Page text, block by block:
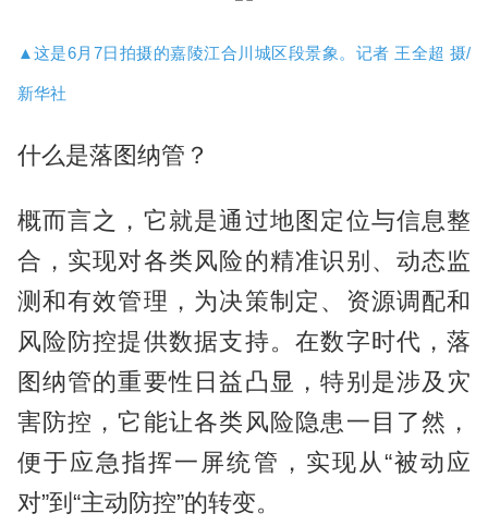
▲这是6月7日拍摄的嘉陵江合川城区段景象。记者 王全超 摄/
新华社
什么是落图纳管？
概而言之，它就是通过地图定位与信息整
合，实现对各类风险的精准识别、动态监
测和有效管理，为决策制定、资源调配和
风险防控提供数据支持。在数字时代，落
图纳管的重要性日益凸显，特别是涉及灾
害防控，它能让各类风险隐患一目了然，
便于应急指挥一屏统管，实现从“被动应
对”到“主动防控”的转变。